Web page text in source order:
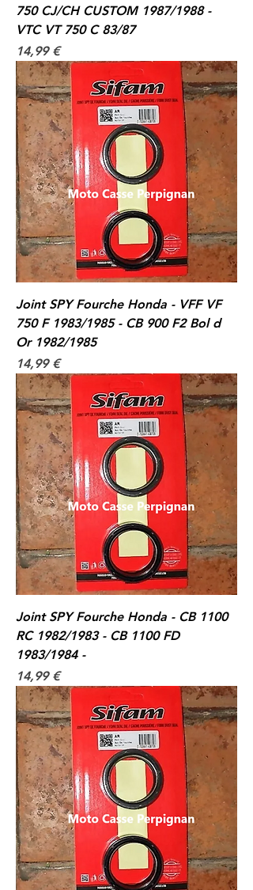
750 CJ/CH CUSTOM 1987/1988 -
VTC VT 750 C 83/87
Prix
14,99 €
Joint SPY Fourche Honda - VFF VF
750 F 1983/1985 - CB 900 F2 Bol d
Or 1982/1985
Prix
14,99 €
Joint SPY Fourche Honda - CB 1100
RC 1982/1983 - CB 1100 FD
1983/1984 -
Prix
14,99 €